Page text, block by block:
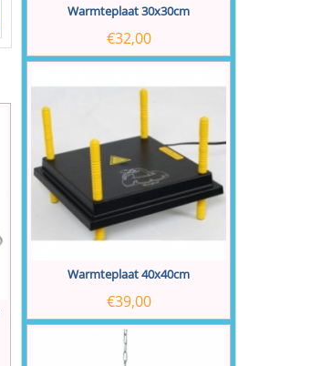
Warmteplaat 30x30cm
€32,00
Warmteplaat 40x40cm
€39,00